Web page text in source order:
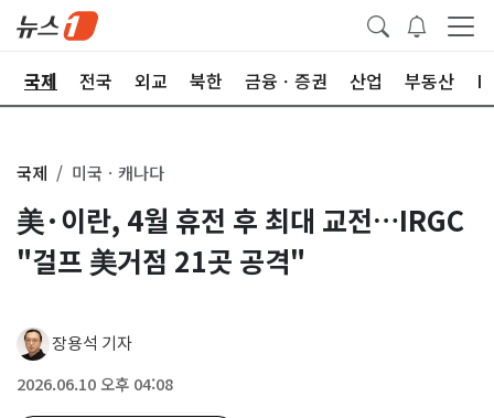
국제 전국 외교 북한 금융ㆍ증권 산업 부동산
국제 미국ㆍ캐나다
美·이란, 4월 휴전 후 최대 교전…IRGC
"걸프 美거점 21곳 공격"
장용석 기자
2026.06.10 오후 04:08